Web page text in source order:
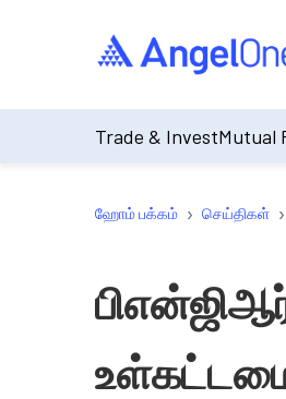
Trade & InvestMutual
ஹோம் பக்கம் › செய்திகள் ›